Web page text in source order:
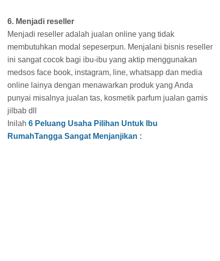
6. Menjadi reseller
Menjadi reseller adalah jualan online yang tidak
membutuhkan modal sepeserpun. Menjalani bisnis reseller
ini sangat cocok bagi ibu-ibu yang aktip menggunakan
medsos face book, instagram, line, whatsapp dan media
online lainya dengan menawarkan produk yang Anda
punyai misalnya jualan tas, kosmetik parfum jualan gamis
jilbab dll
Inilah 6 Peluang Usaha Pilihan Untuk Ibu
RumahTangga Sangat Menjanjikan :